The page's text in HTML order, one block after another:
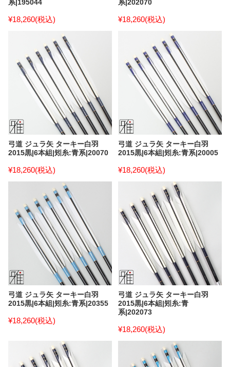
系|195044
¥18,260(税込)
系|202070
¥18,260(税込)
弓道 ジュラ矢 ターキー白羽
2015黒|6本組|矧糸:青系|20070
¥18,260(税込)
弓道 ジュラ矢 ターキー白羽
2015黒|6本組|矧糸:青系|20005
¥18,260(税込)
弓道 ジュラ矢 ターキー白羽
2015黒|6本組|矧糸:青系|20355
¥18,260(税込)
弓道 ジュラ矢 ターキー白羽
2015黒|6本組|矧糸:青
系|202073
¥18,260(税込)